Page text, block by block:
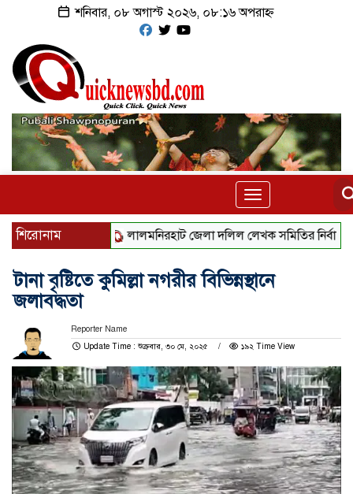
শনিবার, ০৮ অগাস্ট ২০২৬, ০৮:১৬ অপরাহ্ন
Toggle
navigation
শিরোনাম ‎লালমনিরহাট জেলা দলিল লেখক সমিতির নির্বাচনে
টানা বৃষ্টিতে কুমিল্লা নগরীর বিভিন্নস্থানে
জলাবদ্ধতা
Reporter Name
Update Time : শুক্রবার, ৩০ মে, ২০২৫
১৯২ Time View